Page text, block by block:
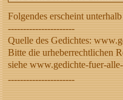
Folgendes erscheint
----------------------
Quelle des Gedichtes:
Bitte die urheberrechtlichen
siehe www.gedichte-fuer-
----------------------